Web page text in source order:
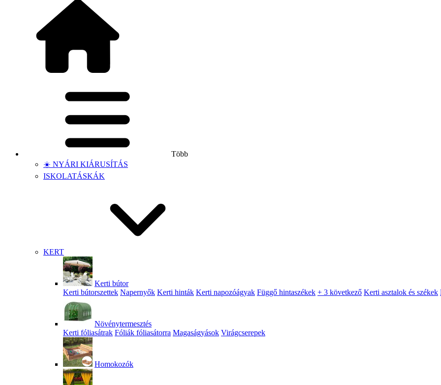
Több
☀️ NYÁRI KIÁRUSÍTÁS
ISKOLATÁSKÁK
KERT
Kerti bútor
Kerti bútorszettek Napernyők Kerti hinták Kerti napozóágyak Függő hintaszékek + 3 következő Kerti asztalok és székek
Növénytermesztés
Kerti fóliasátrak Fóliák fóliasátorra Magaságyások Virágcserepek
Homokozók